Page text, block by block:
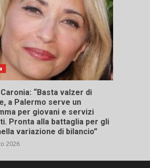
“Basta valzer di
a Palermo serve un
per giovani e servizi
Pronta alla battaglia per gli
variazione di bilancio”
2026